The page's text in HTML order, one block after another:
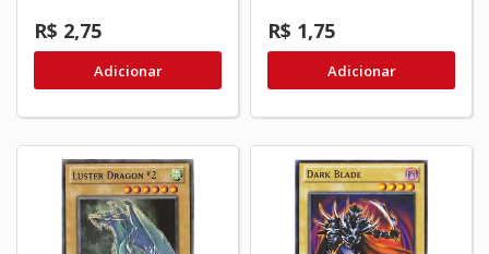
R$ 2,75
Adicionar
R$ 1,75
Adicionar